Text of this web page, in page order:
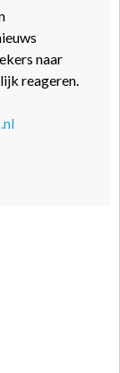
naar
reageren.